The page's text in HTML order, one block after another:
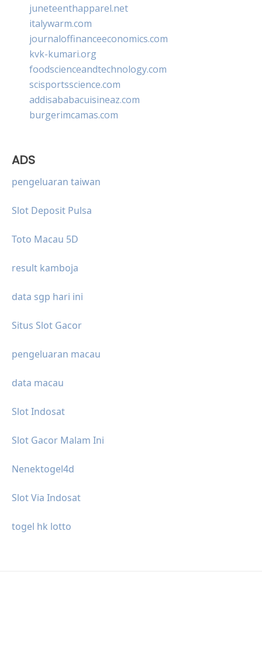
juneteenthapparel.net
italywarm.com
journaloffinanceeconomics.com
kvk-kumari.org
foodscienceandtechnology.com
scisportsscience.com
addisababacuisineaz.com
burgerimcamas.com
ADS
pengeluaran taiwan
Slot Deposit Pulsa
Toto Macau 5D
result kamboja
data sgp hari ini
Situs Slot Gacor
pengeluaran macau
data macau
Slot Indosat
Slot Gacor Malam Ini
Nenektogel4d
Slot Via Indosat
togel hk lotto